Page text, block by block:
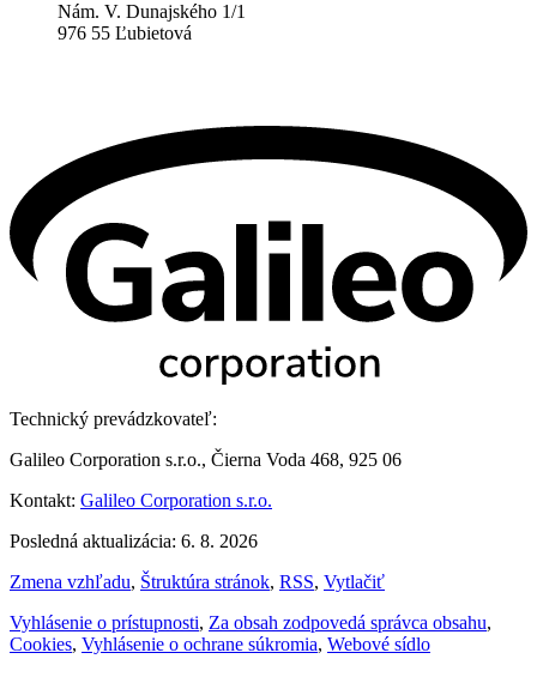
Nám. V. Dunajského 1/1
976 55 Ľubietová
Technický prevádzkovateľ:
Galileo Corporation s.r.o., Čierna Voda 468, 925 06
Kontakt: Galileo Corporation s.r.o.
Posledná aktualizácia: 6. 8. 2026
Zmena vzhľadu, Štruktúra stránok, RSS, Vytlačiť
Vyhlásenie o prístupnosti, Za obsah zodpovedá správca obsahu,
Cookies, Vyhlásenie o ochrane súkromia, Webové sídlo